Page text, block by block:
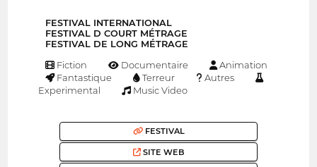
FESTIVAL INTERNATIONAL
FESTIVAL D COURT MÉTRAGE
FESTIVAL DE LONG MÉTRAGE
Fiction Documentaire
Animation
Fantastique
Terreur
Autres
Experimental
Music Video
FESTIVAL
SITE WEB